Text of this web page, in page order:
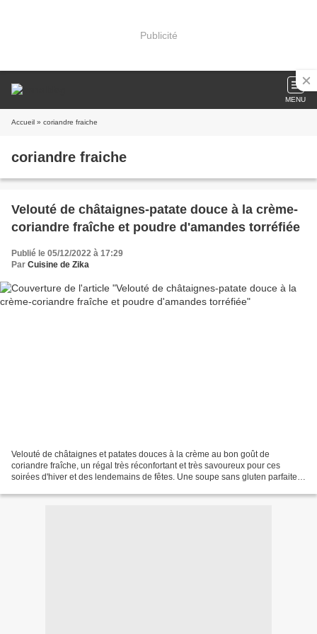
Publicité
MENU
Accueil » coriandre fraiche
coriandre fraiche
Velouté de châtaignes-patate douce à la crème-
coriandre fraîche et poudre d'amandes torréfiée
Publié le 05/12/2022 à 17:29
Par Cuisine de Zika
Velouté de châtaignes et patates douces à la crème au bon goût de
coriandre fraîche, un régal très réconfortant et très savoureux pour ces
soirées d'hiver et des lendemains de fêtes. Une soupe sans gluten parfaite